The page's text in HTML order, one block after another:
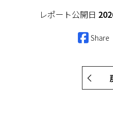
レポート公開日
Share